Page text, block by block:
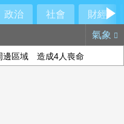
政治 社會
財經
氣象
邊區域 造成4人喪命